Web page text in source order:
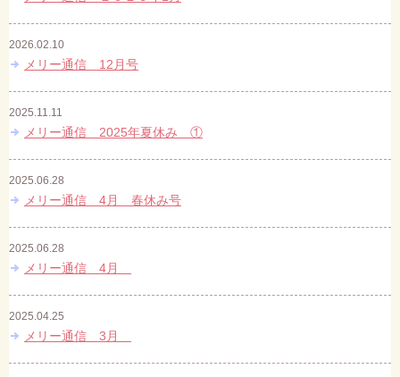
2026.02.10
メリー通信 12月号
2025.11.11
メリー通信 2025年夏休み ①
2025.06.28
メリー通信 4月 春休み号
2025.06.28
メリー通信 4月
2025.04.25
メリー通信 3月